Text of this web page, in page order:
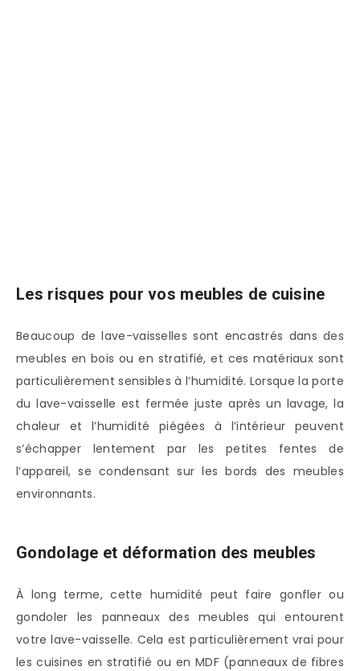
Les risques pour vos meubles de cuisine
Beaucoup de lave-vaisselles sont encastrés dans des
meubles en bois ou en stratifié, et ces matériaux sont
particulièrement sensibles à l’humidité. Lorsque la porte
du lave-vaisselle est fermée juste après un lavage, la
chaleur et l’humidité piégées à l’intérieur peuvent
s’échapper lentement par les petites fentes de
l’appareil, se condensant sur les bords des meubles
environnants.
Gondolage et déformation des meubles
À long terme, cette humidité peut faire gonfler ou
gondoler les panneaux des meubles qui entourent
votre lave-vaisselle. Cela est particulièrement vrai pour
les cuisines en stratifié ou en MDF (panneaux de fibres